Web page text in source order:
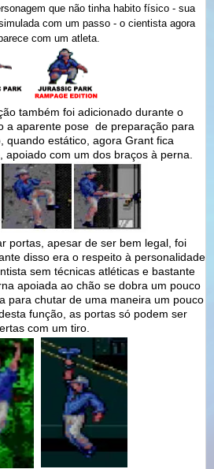
que não tinha habito físico - sua
com um passo - o cientista agora
com um atleta.
também foi adicionado durante o
a aparente pose de preparação para
quando estático, agora Grant fica
apoiado com um dos braços à perna.
portas, apesar de ser bem legal, foi
disso era o respeito à personalidade
sem técnicas atléticas e bastante
apoiada ao chão se dobra um pouco
para chutar de uma maneira um pouco
função, as portas só podem ser
com um tiro.